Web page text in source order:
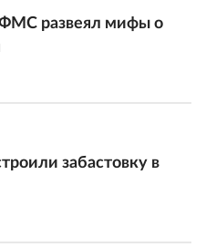
ФМС развеял мифы о
забастовку в